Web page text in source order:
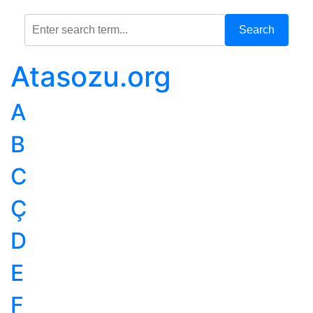
Search
Atasozu.org
A
B
C
Ç
D
E
F